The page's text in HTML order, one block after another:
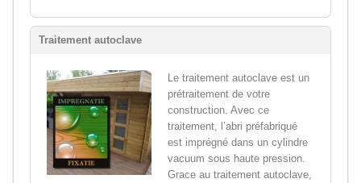
Traitement autoclave
Le traitement autoclave est un
prétraitement de votre
construction. Avec ce
traitement, l’abri préfabriqué
est imprégné dans un cylindre
vacuum sous haute pression.
Grace au traitement autoclave,